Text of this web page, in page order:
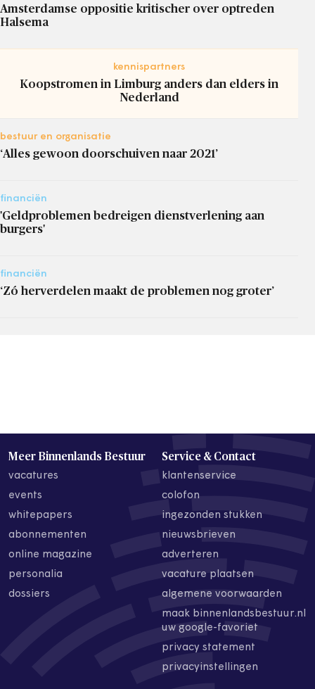
Amsterdamse oppositie kritischer over optreden
Halsema
kennispartners
Koopstromen in Limburg anders dan elders in
Nederland
bestuur en organisatie
‘Alles gewoon doorschuiven naar 2021’
financiën
'Geldproblemen bedreigen dienstverlening aan
burgers'
financiën
‘Zó herverdelen maakt de problemen nog groter’
Meer Binnenlands Bestuur
vacatures
events
whitepapers
abonnementen
online magazine
personalia
dossiers
Service & Contact
klantenservice
colofon
ingezonden stukken
nieuwsbrieven
adverteren
vacature plaatsen
algemene voorwaarden
maak binnenlandsbestuur.nl
uw google-favoriet
privacy statement
privacyinstellingen